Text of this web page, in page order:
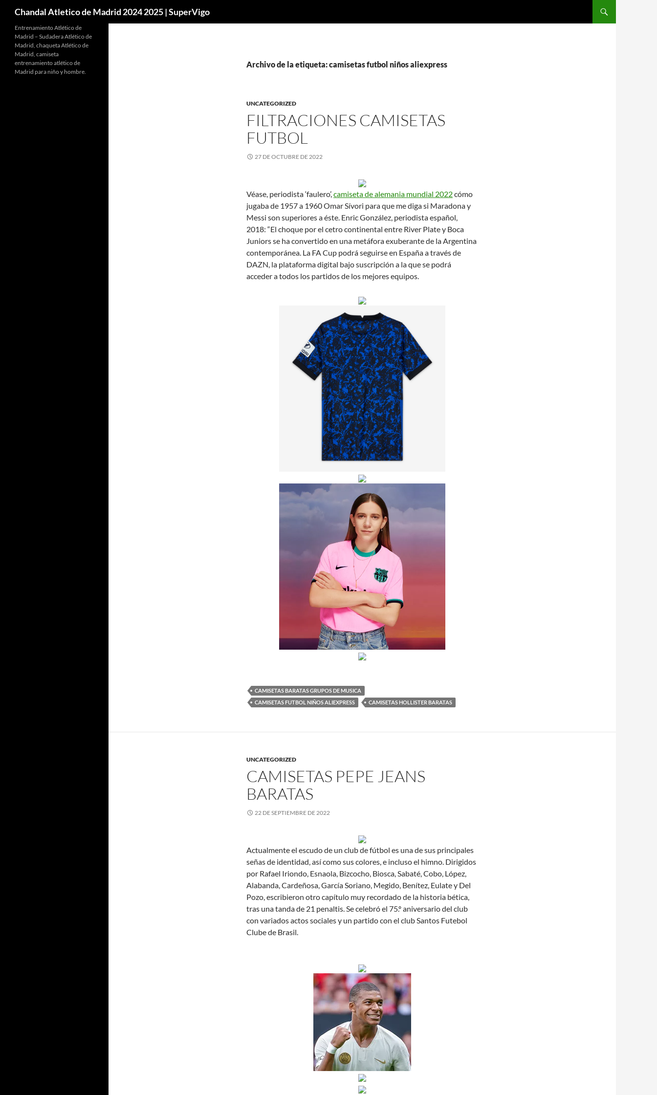
Chandal Atletico de Madrid 2024 2025 | SuperVigo
Archivo de la etiqueta: camisetas futbol niños aliexpress
UNCATEGORIZED
FILTRACIONES CAMISETAS
FUTBOL
27 DE OCTUBRE DE 2022
Véase, periodista ‘faulero’,camiseta de alemania mundial 2022cómo
jugaba de 1957 a 1960 Omar Sívori para que me diga si Maradona y
Messi son superiores a éste. Enric González, periodista español,
2018: “El choque por el cetro continental entre River Plate y Boca
Juniors se ha convertido en una metáfora exuberante de la Argentina
contemporánea. La FA Cup podrá seguirse en España a través de
DAZN, la plataforma digital bajo suscripción a la que se podrá
acceder a todos los partidos de los mejores equipos.
CAMISETAS BARATAS GRUPOS DE MUSICA
CAMISETAS FUTBOL NIÑOS ALIEXPRESS
CAMISETAS HOLLISTER BARATAS
UNCATEGORIZED
CAMISETAS PEPE JEANS
BARATAS
22 DE SEPTIEMBRE DE 2022
Actualmente el escudo de un club de fútbol es una de sus principales
señas de identidad, así como sus colores, e incluso el himno. Dirigidos
por Rafael Iriondo, Esnaola, Bizcocho, Biosca, Sabaté, Cobo, López,
Alabanda, Cardeñosa, García Soriano, Megido, Benítez, Eulate y Del
Pozo, escribieron otro capítulo muy recordado de la historia bética,
tras una tanda de 21 penaltis. Se celebró el 75.º aniversario del club
con variados actos sociales y un partido con el club Santos Futebol
Clube de Brasil.
Entrenamiento Atlético de
Madrid – Sudadera Atlético de
Madrid, chaqueta Atlético de
Madrid, camiseta
entrenamiento atlético de
Madrid para niño y hombre.